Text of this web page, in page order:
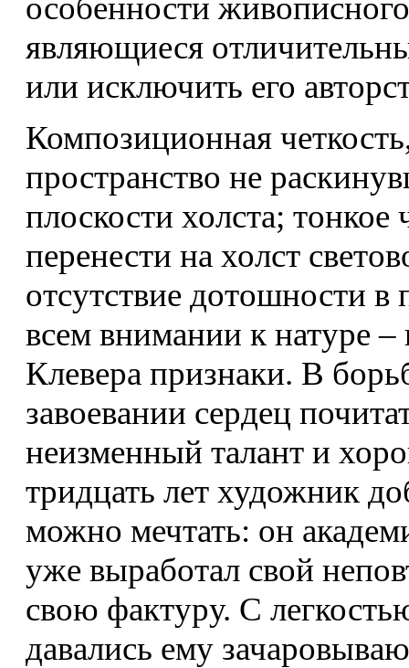
особенности
являющиеся
или исключить его
Композиционная
пространство не
плоскости холста; тонкое
перенести на холст
отсутствие дотошности в
всем внимании к натуре
Клевера признаки. В
завоевании сердец
неизменный талант и
тридцать лет художник
можно мечтать: он
уже выработал свой
свою фактуру. С
давались ему